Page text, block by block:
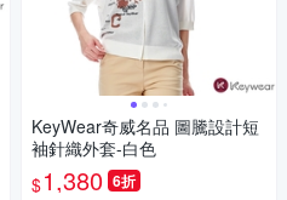
KeyWear奇威名品 圖騰設計短
袖針織外套-白色
$1,380 6折